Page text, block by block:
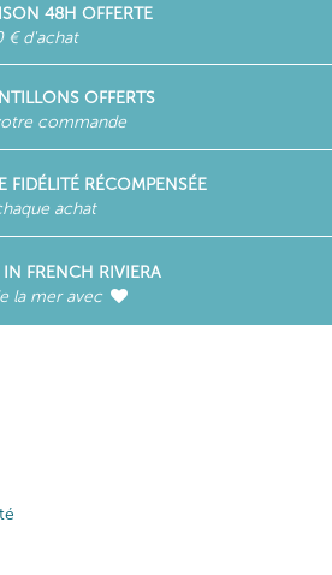
48H OFFERTE
€ d'achat
OFFERTS
commande
FIDÉLITÉ RÉCOMPENSÉE
achat
IN FRENCH RIVIERA
la mer avec